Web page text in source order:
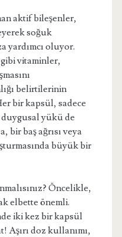
aktif bileşenler,
soğuk
yardımcı oluyor.
vitaminler,
belirtilerinin
bir kapsül, sadece
duygusal yükü de
bir baş ağrısı veya
büyük bir
Öncelikle,
elbette önemli.
iki kez bir kapsül
doz kullanımı,